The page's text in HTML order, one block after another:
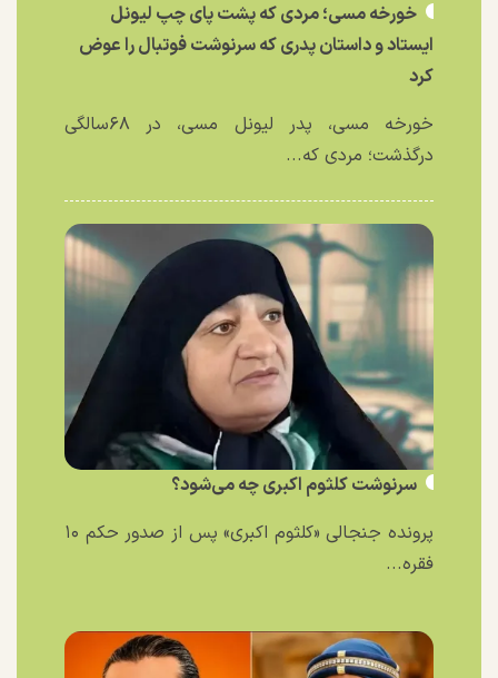
خورخه مسی؛ مردی که پشت پای چپ لیونل
ایستاد و داستان پدری که سرنوشت فوتبال را عوض
کرد
خورخه مسی، پدر لیونل مسی، در ۶۸سالگی
درگذشت؛ مردی که...
سرنوشت کلثوم اکبری چه می‌شود؟
پرونده جنجالی «کلثوم اکبری» پس از صدور حکم ۱۰
فقره...